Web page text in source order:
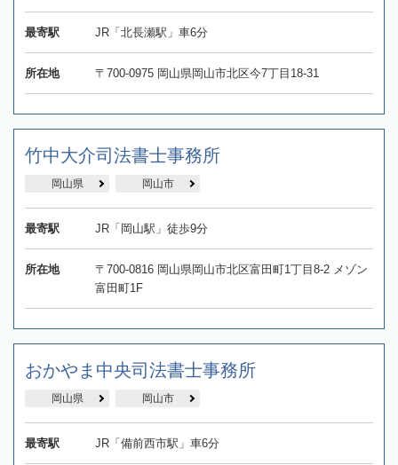
最寄駅 JR「北長瀬駅」車6分
所在地 〒700-0975 岡山県岡山市北区今7丁目18-31
竹中大介司法書士事務所
岡山県 岡山市
最寄駅 JR「岡山駅」徒歩9分
所在地
〒700-0816 岡山県岡山市北区富田町1丁目8-2 メゾン
富田町1F
おかやま中央司法書士事務所
岡山県 岡山市
最寄駅 JR「備前西市駅」車6分